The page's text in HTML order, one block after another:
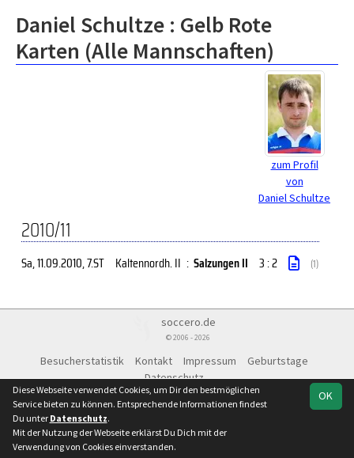
Daniel Schultze : Gelb Rote
Karten (Alle Mannschaften)
zum Profil
von
Daniel Schultze
2010/11
Sa, 11.09.2010, 7.ST Kaltennordh. II : Salzungen II 3 : 2 (1)
soccero.de
© 2006 - 2026
Besucherstatistik Kontakt Impressum
Geburtstage
Datenschutz
OK
Diese Webseite verwendet Cookies, um Dir den bestmöglichen
Service bieten zu können. Entsprechende Informationen findest
Du unter Datenschutz.
Mit der Nutzung der Webseite erklärst Du Dich mit der
Verwendung von Cookies einverstanden.